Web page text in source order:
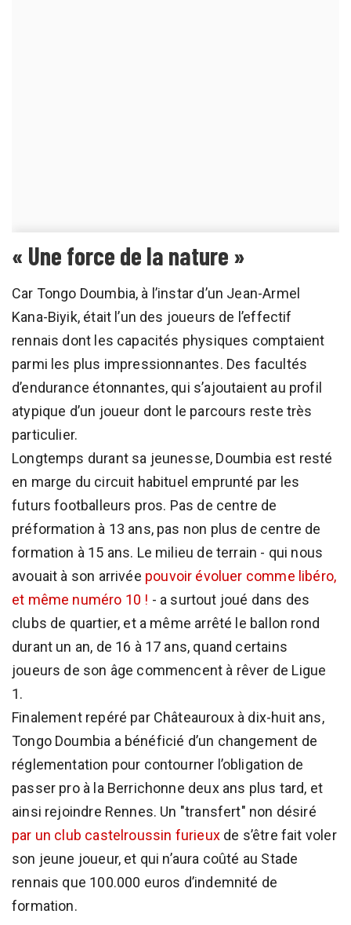
« Une force de la nature »
Car Tongo Doumbia, à l’instar d’un Jean-Armel
Kana-Biyik, était l’un des joueurs de l’effectif
rennais dont les capacités physiques comptaient
parmi les plus impressionnantes. Des facultés
d’endurance étonnantes, qui s’ajoutaient au profil
atypique d’un joueur dont le parcours reste très
particulier.
Longtemps durant sa jeunesse, Doumbia est resté
en marge du circuit habituel emprunté par les
futurs footballeurs pros. Pas de centre de
préformation à 13 ans, pas non plus de centre de
formation à 15 ans. Le milieu de terrain - qui nous
avouait à son arrivée pouvoir évoluer comme libéro,
et même numéro 10 ! - a surtout joué dans des
clubs de quartier, et a même arrêté le ballon rond
durant un an, de 16 à 17 ans, quand certains
joueurs de son âge commencent à rêver de Ligue
1.
Finalement repéré par Châteauroux à dix-huit ans,
Tongo Doumbia a bénéficié d’un changement de
réglementation pour contourner l’obligation de
passer pro à la Berrichonne deux ans plus tard, et
ainsi rejoindre Rennes. Un "transfert" non désiré
par un club castelroussin furieuxde s’être fait voler
son jeune joueur, et qui n’aura coûté au Stade
rennais que 100.000 euros d’indemnité de
formation.